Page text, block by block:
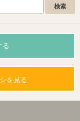
る
を見る